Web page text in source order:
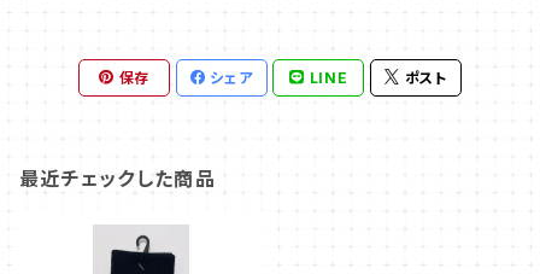
保存 シェア LINE ポスト
最近チェックした商品